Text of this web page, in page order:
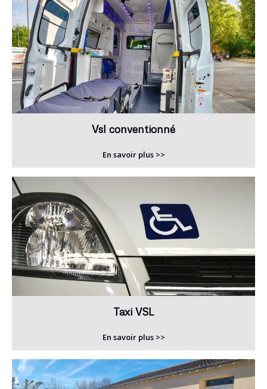
Vsl conventionné
En savoir plus >>
Taxi VSL
En savoir plus >>